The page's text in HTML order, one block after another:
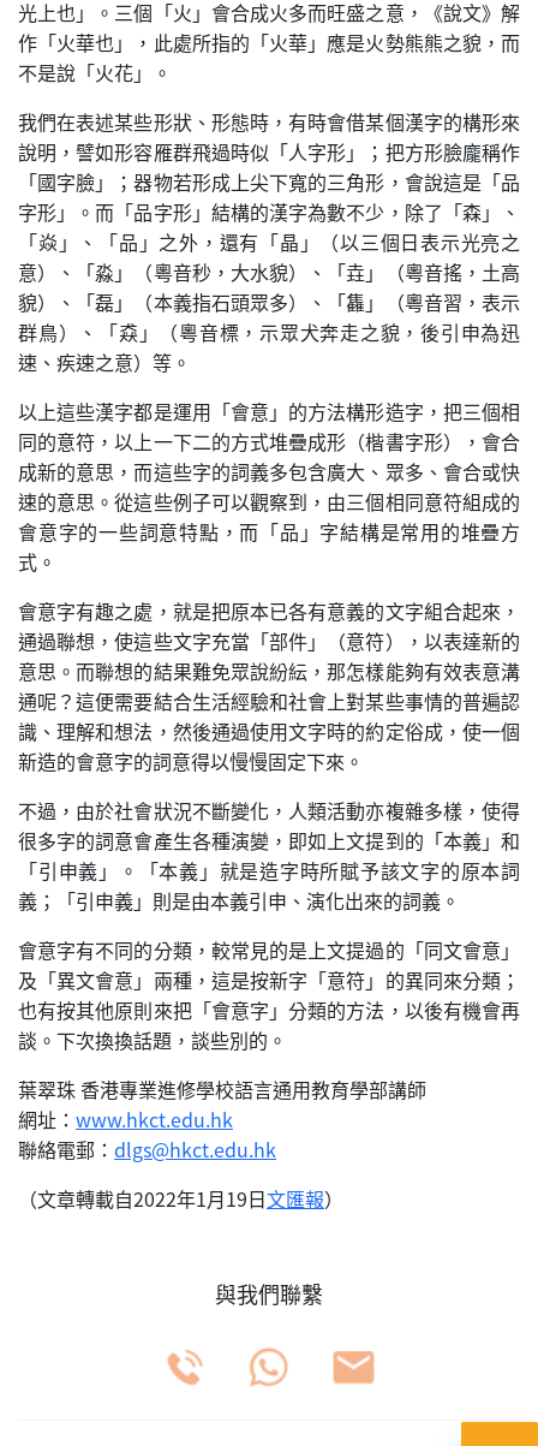
光上也」。三個「火」會合成火多而旺盛之意，《說文》解
作「火華也」，此處所指的「火華」應是火勢熊熊之貌，而
不是說「火花」。
我們在表述某些形狀、形態時，有時會借某個漢字的構形來
說明，譬如形容雁群飛過時似「人字形」；把方形臉龐稱作
「國字臉」；器物若形成上尖下寬的三角形，會說這是「品
字形」。而「品字形」結構的漢字為數不少，除了「森」、
「焱」、「品」之外，還有「晶」（以三個日表示光亮之
意）、「淼」（粵音秒，大水貌）、「垚」（粵音搖，土高
貌）、「磊」（本義指石頭眾多）、「雥」（粵音習，表示
群鳥）、「猋」（粵音標，示眾犬奔走之貌，後引申為迅
速、疾速之意）等。
以上這些漢字都是運用「會意」的方法構形造字，把三個相
同的意符，以上一下二的方式堆疊成形（楷書字形），會合
成新的意思，而這些字的詞義多包含廣大、眾多、會合或快
速的意思。從這些例子可以觀察到，由三個相同意符組成的
會意字的一些詞意特點，而「品」字結構是常用的堆疊方
式。
會意字有趣之處，就是把原本已各有意義的文字組合起來，
通過聯想，使這些文字充當「部件」（意符），以表達新的
意思。而聯想的結果難免眾說紛紜，那怎樣能夠有效表意溝
通呢？這便需要結合生活經驗和社會上對某些事情的普遍認
識、理解和想法，然後通過使用文字時的約定俗成，使一個
新造的會意字的詞意得以慢慢固定下來。
不過，由於社會狀況不斷變化，人類活動亦複雜多樣，使得
很多字的詞意會產生各種演變，即如上文提到的「本義」和
「引申義」。「本義」就是造字時所賦予該文字的原本詞
義；「引申義」則是由本義引申、演化出來的詞義。
會意字有不同的分類，較常見的是上文提過的「同文會意」
及「異文會意」兩種，這是按新字「意符」的異同來分類；
也有按其他原則來把「會意字」分類的方法，以後有機會再
談。下次換換話題，談些別的。
葉翠珠 香港專業進修學校語言通用教育學部講師
網址： www.hkct.edu.hk
聯絡電郵： dlgs@hkct.edu.hk
（文章轉載自2022年1月19日文匯報）
與我們聯繫